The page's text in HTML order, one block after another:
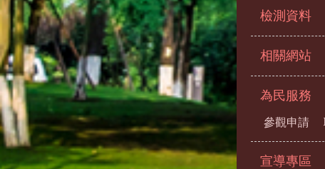
檢測資料
相關網站
為民服務
參觀申請
宣導專區